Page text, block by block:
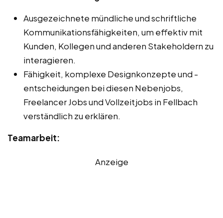
Ausgezeichnete mündliche und schriftliche
Kommunikationsfähigkeiten, um effektiv mit
Kunden, Kollegen und anderen Stakeholdern zu
interagieren.
Fähigkeit, komplexe Designkonzepte und -
entscheidungen bei diesen Nebenjobs,
Freelancer Jobs und Vollzeitjobs in Fellbach
verständlich zu erklären.
Teamarbeit:
Anzeige